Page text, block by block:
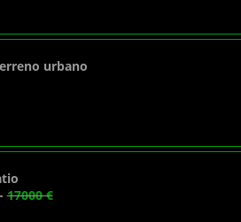
urbano
17000 €